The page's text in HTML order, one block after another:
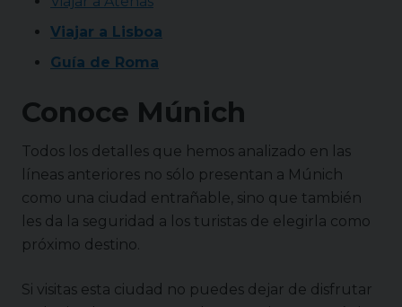
Viajar a Lisboa
Guía de Roma
Conoce Múnich
Todos los detalles que hemos analizado en las
líneas anteriores no sólo presentan a Múnich
como una ciudad entrañable, sino que también
les da la seguridad a los turistas de elegirla como
próximo destino.
Si visitas esta ciudad no puedes dejar de disfrutar